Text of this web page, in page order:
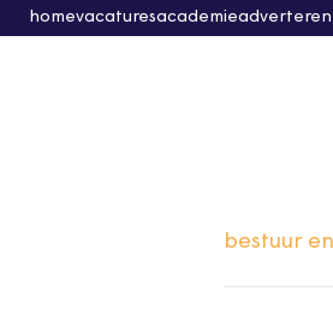
homevacaturesacademieadverteren
bestuur